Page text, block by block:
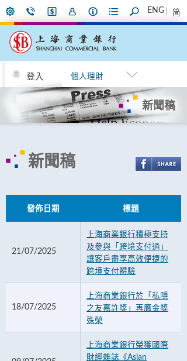
ENG 简
登入 個人理財
新聞稿
新聞稿
發佈日期 標題
21/07/2025
上海商業銀行積極支持
及參與「跨境支付通」
讓客戶盡享高效便捷的
跨境支付體驗
18/07/2025
上海商業銀行於「私隱
之友嘉許獎」再膺金獎
殊榮
上海商業銀行榮獲國際
財經雜誌《Asian